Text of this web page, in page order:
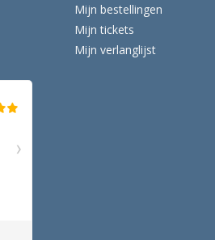
Mijn bestellingen
Mijn tickets
Mijn verlanglijst